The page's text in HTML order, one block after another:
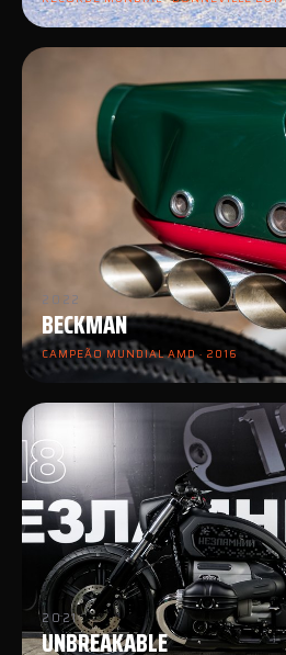
2022
BECKMAN
CAMPEÃO MUNDIAL AMD · 2016
2021
UNBREAKABLE